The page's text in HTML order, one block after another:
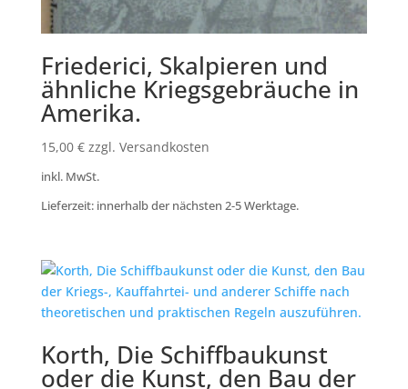
Friederici, Skalpieren und
ähnliche Kriegsgebräuche in
Amerika.
15,00 € zzgl. Versandkosten
inkl. MwSt.
Lieferzeit: innerhalb der nächsten 2-5 Werktage.
Korth, Die Schiffbaukunst
oder die Kunst, den Bau der